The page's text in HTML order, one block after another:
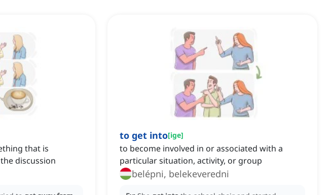
that is
discussion
to get into[ige]
to become involved in or associated with a
particular situation, activity, or group
belépni, belekeveredni